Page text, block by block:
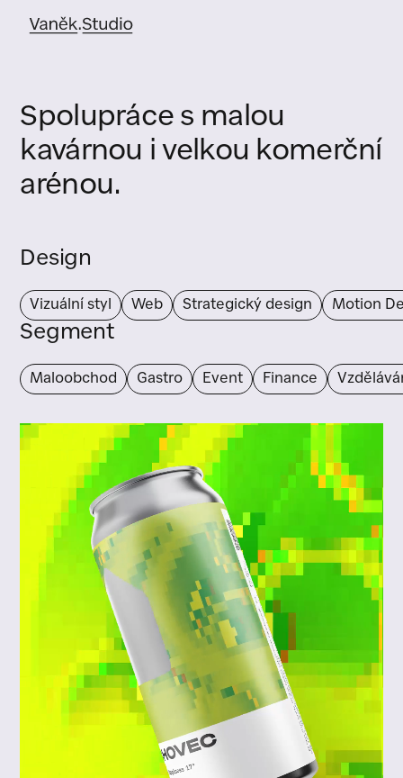
Spolupráce s malou
kavárnou i velkou komerční
arénou.
Design
Vizuální styl Web Strategický design Motion
Segment
Maloobchod Gastro Event Finance